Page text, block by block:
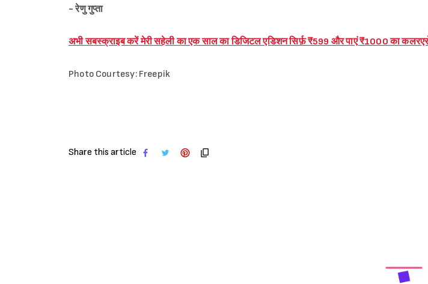
- रेणु गुप्ता
अभी सबस्क्राइब करें मेरी सहेली का एक साल का डिजिटल एडिशन सिर्फ़ ₹599 और पाएं ₹1000 का
Photo Courtesy: Freepik
Share this article